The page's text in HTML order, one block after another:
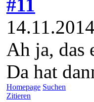
#11
Ah ja, das
Da hat
Homepage Suchen
Zitieren